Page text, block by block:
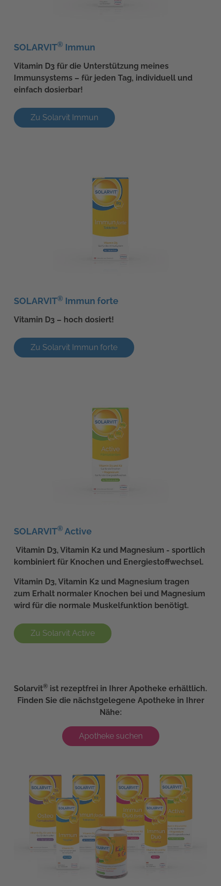
SOLARVIT® Immun
Vitamin D3 für die Unterstützung meines
Immunsystems – für jeden Tag, individuell und
einfach dosierbar!
Zu Solarvit Immun
SOLARVIT® Immun forte
Vitamin D3 – hoch dosiert!
Zu Solarvit Immun forte
SOLARVIT® Active
Vitamin D3, Vitamin K2 und Magnesium - sportlich
kombiniert für Knochen und Energiestoffwechsel.
Vitamin D3, Vitamin K2 und Magnesium tragen
zum Erhalt normaler Knochen bei und Magnesium
wird für die normale Muskelfunktion benötigt.
Zu Solarvit Active
Solarvit® ist rezeptfrei in Ihrer Apotheke erhältlich.
Finden Sie die nächstgelegene Apotheke in Ihrer
Nähe:
Apotheke suchen